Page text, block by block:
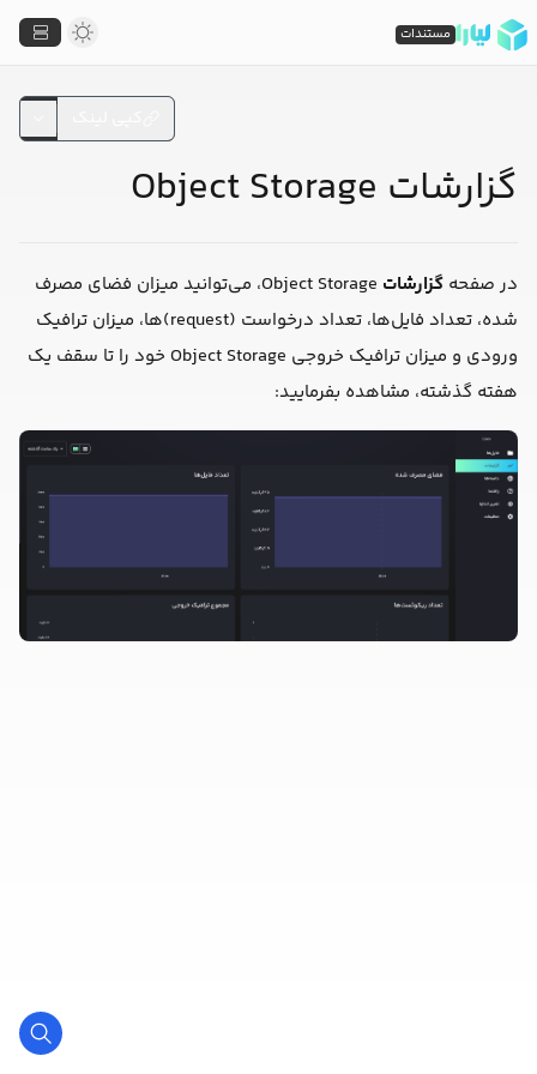
گزارشات Object Storage
در صفحه گزارشات
Object Storage، می‌توانید میزان فضای مصرف
شده، تعداد فایل‌ها، تعداد درخواست (request)ها، میزان ترافیک
ورودی و میزان ترافیک خروجی Object Storage خود را تا سقف یک
هفته گذشته، مشاهده بفرمایید:
مستندات